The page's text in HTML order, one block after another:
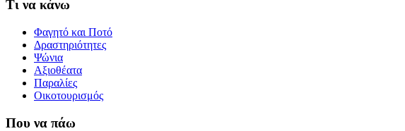
Τι να κάνω
Φαγητό και Ποτό
Δραστηριότητες
Ψώνια
Αξιοθέατα
Παραλίες
Οικοτουρισμός
Που να πάω